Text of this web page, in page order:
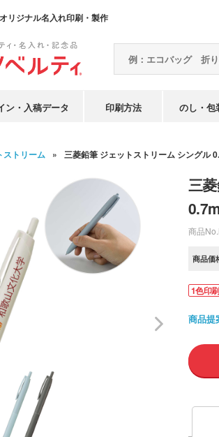
リジナル名入れ印刷・製作
ン・入稿データ 印刷方法 のし・包
ストリーム 三菱鉛筆 ジェットストリーム シングル
三
商品No.
商品価
1色印刷
商品提